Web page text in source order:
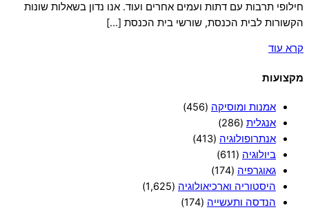
חילופי תרבות עם דתות ועמים אחרים ועוד. אנו נדון בשאלות שונות
הקשורות לבית הכנסת, שורשי בית הכנסת […]
קרא עוד
מקצועות
אמנות ומוסיקה (456)
אנגלית (286)
אנתרופולוגיה (413)
ביולוגיה (611)
גאוגרפיה (174)
היסטוריה וארכיאולוגיה (1,625)
הנדסה ותעשייה (174)